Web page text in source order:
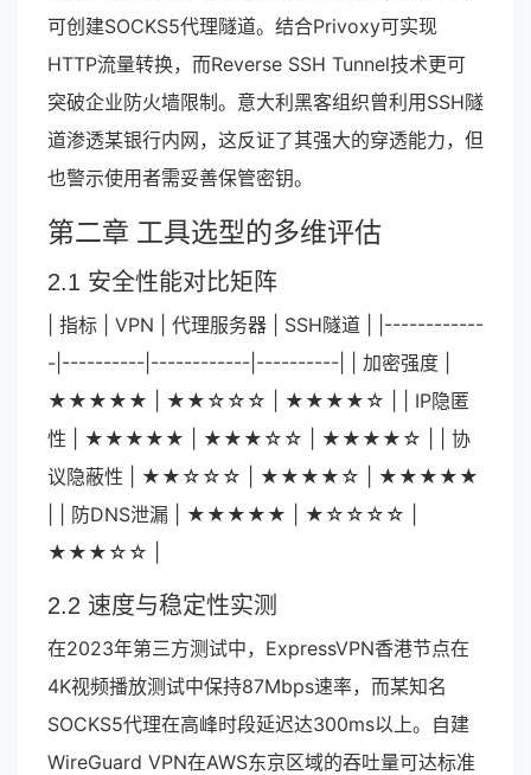
可创建SOCKS5代理隧道。结合Privoxy可实现
HTTP流量转换，而Reverse SSH Tunnel技术更可
突破企业防火墙限制。意大利黑客组织曾利用SSH隧
道渗透某银行内网，这反证了其强大的穿透能力，但
也警示使用者需妥善保管密钥。
第二章 工具选型的多维评估
2.1 安全性能对比矩阵
| 指标 | VPN | 代理服务器 | SSH隧道 | |------------
-|----------|------------|----------| | 加密强度 |
★★★★★ | ★★☆☆☆ | ★★★★☆ | | IP隐匿
性 | ★★★★★ | ★★★☆☆ | ★★★★☆ | | 协
议隐蔽性 | ★★☆☆☆ | ★★★★☆ | ★★★★★
| | 防DNS泄漏 | ★★★★★ | ★☆☆☆☆ |
★★★☆☆ |
2.2 速度与稳定性实测
在2023年第三方测试中，ExpressVPN香港节点在
4K视频播放测试中保持87Mbps速率，而某知名
SOCKS5代理在高峰时段延迟达300ms以上。自建
WireGuard VPN在AWS东京区域的吞吐量可达标准